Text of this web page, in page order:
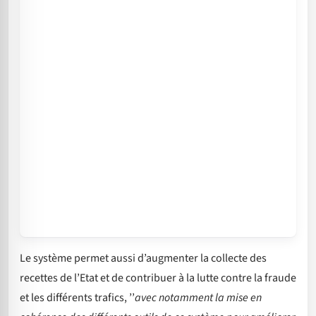
Le système permet aussi d’augmenter la collecte des
recettes de l’Etat et de contribuer à la lutte contre la fraude
et les différents trafics, ’’avec notamment la mise en